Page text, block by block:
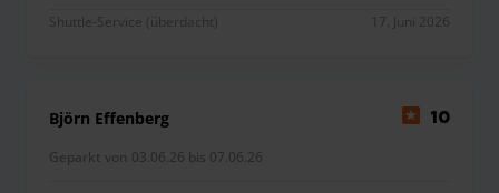
Shuttle-Service (überdacht) 17. Juni 2026
Björn Effenberg 10
Geparkt von 03.06.26 bis 07.06.26